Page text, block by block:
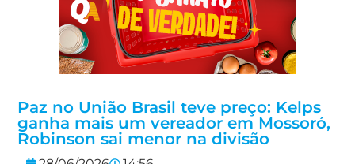
Paz no União Brasil teve preço: Kelps
ganha mais um vereador em Mossoró,
Robinson sai menor na divisão